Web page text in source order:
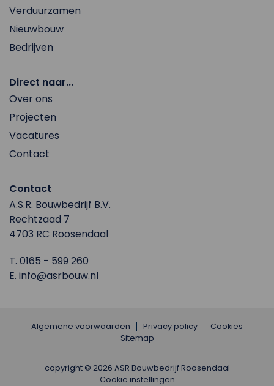
Verduurzamen
Nieuwbouw
Bedrijven
Direct naar...
Over ons
Projecten
Vacatures
Contact
Contact
A.S.R. Bouwbedrijf B.V.
Rechtzaad 7
4703 RC Roosendaal
T. 0165 - 599 260
E. info@asrbouw.nl
Algemene voorwaarden Privacy policy
Cookies
Sitemap
copyright © 2026 ASR Bouwbedrijf Roosendaal
Cookie instellingen